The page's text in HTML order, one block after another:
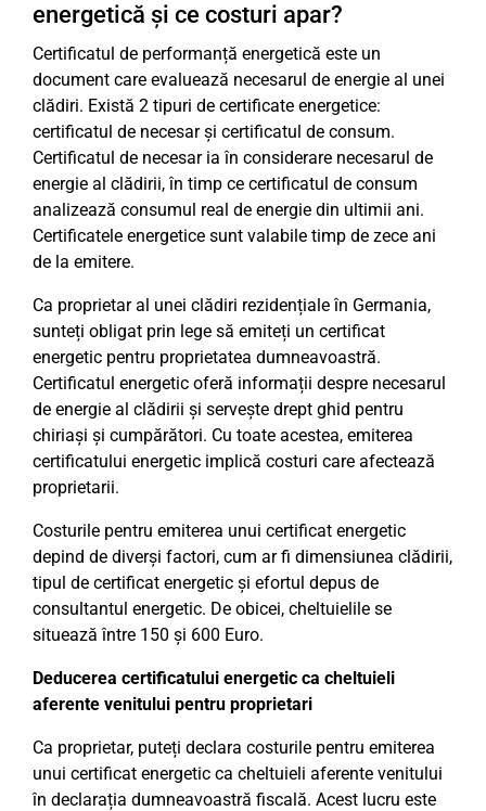
energetică și ce costuri apar?
Certificatul de performanță energetică este un
document care evaluează necesarul de energie al unei
clădiri. Există 2 tipuri de certificate energetice:
certificatul de necesar și certificatul de consum.
Certificatul de necesar ia în considerare necesarul de
energie al clădirii, în timp ce certificatul de consum
analizează consumul real de energie din ultimii ani.
Certificatele energetice sunt valabile timp de zece ani
de la emitere.
Ca proprietar al unei clădiri rezidențiale în Germania,
sunteți obligat prin lege să emiteți un certificat
energetic pentru proprietatea dumneavoastră.
Certificatul energetic oferă informații despre necesarul
de energie al clădirii și servește drept ghid pentru
chiriași și cumpărători. Cu toate acestea, emiterea
certificatului energetic implică costuri care afectează
proprietarii.
Costurile pentru emiterea unui certificat energetic
depind de diverși factori, cum ar fi dimensiunea clădirii,
tipul de certificat energetic și efortul depus de
consultantul energetic. De obicei, cheltuielile se
situează între 150 și 600 Euro.
Deducerea certificatului energetic ca cheltuieli
aferente venitului pentru proprietari
Ca proprietar, puteți declara costurile pentru emiterea
unui certificat energetic ca cheltuieli aferente venitului
în declarația dumneavoastră fiscală. Acest lucru este